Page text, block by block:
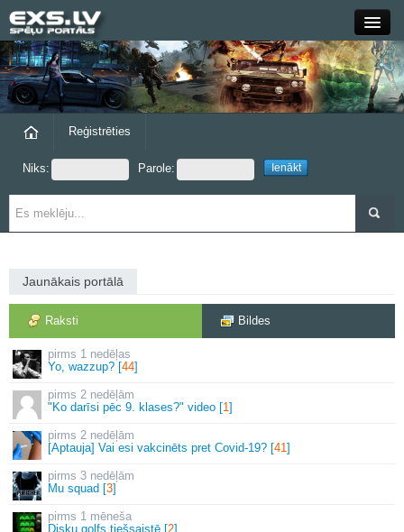
Close
Forums
Grupas
Reģistrēties
Niks: Parole:
Jaunākais portālā
Raksti Bildes
1 nedēļas
Yo, wazzup? [44]
2 nedēļām
"Ko darīsi pēc 9. klases?" video [1]
2 nedēļām
[Aptauja] Vai esi vakcinēts pret Covid-19? [41]
3 nedēļām
Mu squad [3]
1 mēneša
Disku golfs tiešsaistē [2]